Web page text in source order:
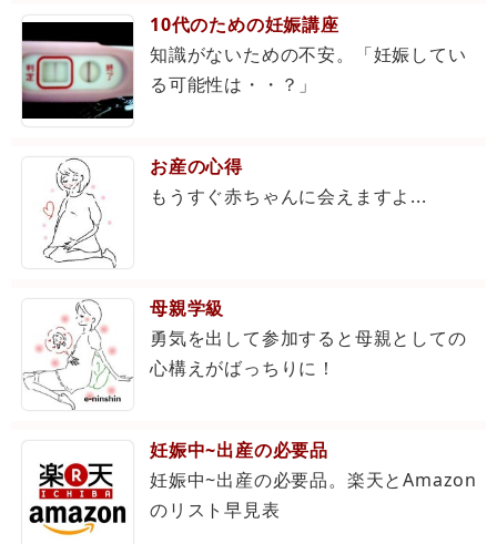
10代のための妊娠講座
知識がないための不安。「妊娠してい
る可能性は・・？」
お産の心得
もうすぐ赤ちゃんに会えますよ...
母親学級
勇気を出して参加すると母親としての
心構えがばっちりに！
妊娠中~出産の必要品
妊娠中~出産の必要品。楽天とAmazon
のリスト早見表